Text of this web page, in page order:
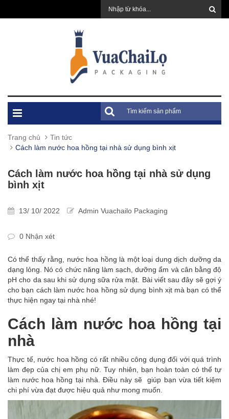
Trang chủ
Tin tức
Cách làm nước hoa hồng tại nhà sử dụng bình xịt
Cách làm nước hoa hồng tại nhà sử dụng
bình xịt
13/ 10/ 2022 Admin Vuachailo Packaging
0 Nhận xét
Có thể thấy rằng, nước hoa hồng là một loại dung dịch dưỡng da
dạng lỏng. Nó có chức năng làm sạch, dưỡng ẩm và cân bằng độ
pH cho da sau khi sử dụng sữa rửa mặt. Bài viết sau đây sẽ gợi ý
cho bạn cách làm nước hoa hồng sử dụng bình xịt mà bạn có thể
thực hiện ngay tại nhà nhé!
Cách làm nước hoa hồng tại
nhà
Thực tế, nước hoa hồng có rất nhiều công dụng đối với quá trình
làm đẹp của chị em phụ nữ. Tuy nhiên, bạn hoàn toàn có thể tự
làm nước hoa hồng tại nhà. Điều này sẽ giúp bạn vừa tiết kiệm
chi phí vừa đạt được hiệu quả như mong muốn.